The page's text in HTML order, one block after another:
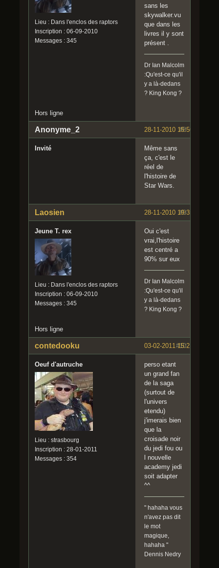
Lieu : Dans l'enclos des raptors
Inscription : 06-09-2010
Messages : 345
sans les
skywalker.vu
que dans les
livres il y sont
présent .
Dr Ian Malcolm
:Qu'est-ce qu'il
y a là-dedans
? King Kong ?
Hors ligne
#8
28-11-2010 15:50:03
Anonyme_2
Invité
Même sans
ça, c'est le
réel de
l'histoire de
Star Wars.
#9
28-11-2010 19:35:39
Laosien
Jeune T. rex
Lieu : Dans l'enclos des raptors
Inscription : 06-09-2010
Messages : 345
Oui c'est
vrai,l'histoire
est centré a
90% sur eux
Dr Ian Malcolm
:Qu'est-ce qu'il
y a là-dedans
? King Kong ?
Hors ligne
#10
03-02-2011 15:21:06
contedooku
Oeuf d'autruche
Lieu : strasbourg
Inscription : 28-01-2011
Messages : 354
perso etant
un grand fan
de la saga
(surtout de
l'univers
etendu)
j'imerais bien
que la
croisade noir
du jedi fou ou
l nouvelle
academy jedi
soit adapter
^^
" hahaha vous
n'avez pas dit
le mot
magique,
hahaha "
Dennis Nedry